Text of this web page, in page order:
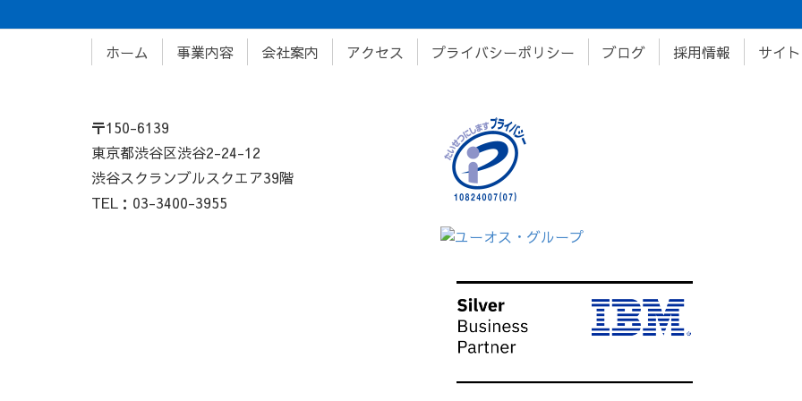
ホーム 事業内容 会社案内 アクセス プライバシーポリシー ブログ 採用情報 サイ
〒150-6139
東京都渋谷区渋谷2-24-12
渋谷スクランブルスクエア39階
TEL：03-3400-3955